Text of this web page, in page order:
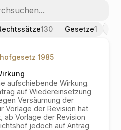
130 Gesetze1
1985
aufschiebende Wirkung.
auf Wiedereinsetzung
Versäumung der
Vorlage der Revision hat
ab Vorlage der Revision
jedoch auf Antrag